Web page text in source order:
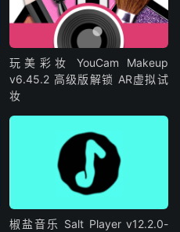
玩美彩妆 YouCam Makeup
v6.45.2 高级版解锁 AR虚拟试
妆
椒盐音乐 Salt Player v12.2.0-